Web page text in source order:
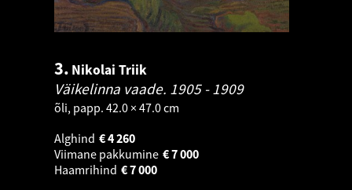
3. Nikolai Triik
Väikelinna vaade. 1905 - 1909
õli, papp. 42.0 × 47.0 cm
Alghind
4 260
€
Viimane pakkumine
7 000
€
Haamrihind
7 000
€